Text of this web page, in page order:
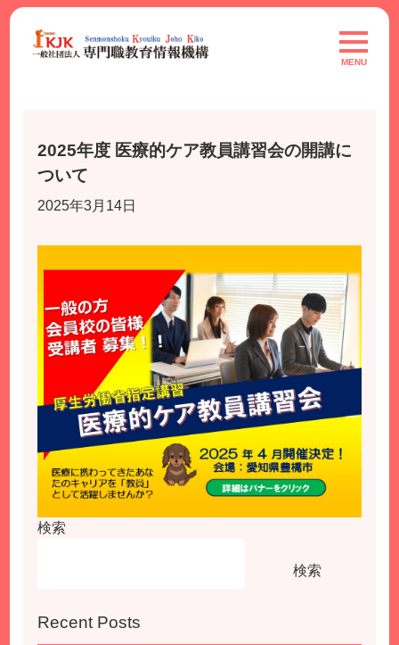
Skip
content
toggle
MENU
2025年度 医療的ケア教員講習会の開講に
ついて
2025年3月14日
検索
検索
Recent Posts